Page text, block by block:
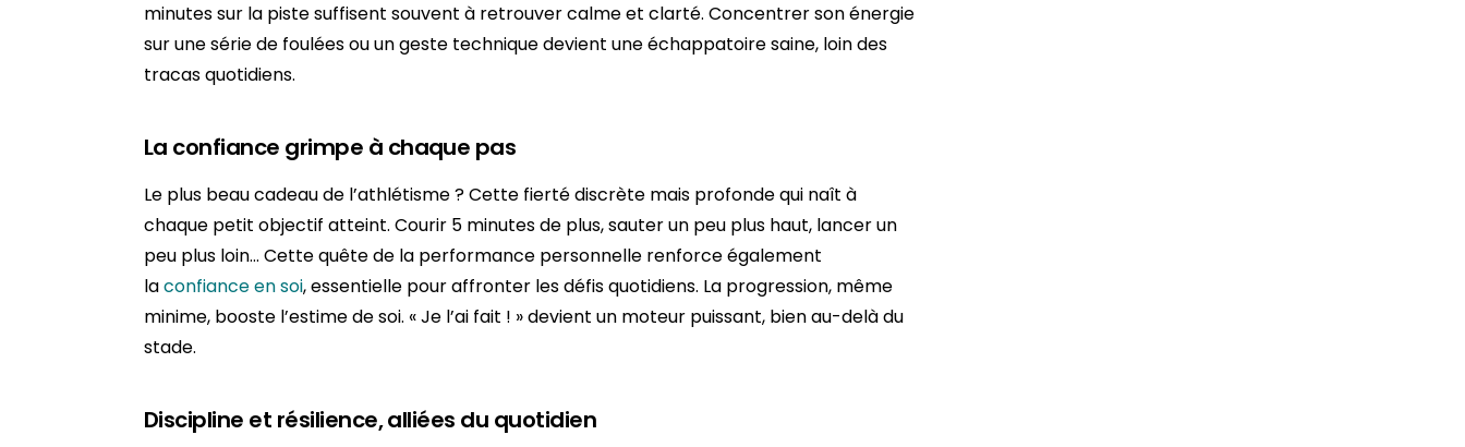
minutes sur la piste suffisent souvent à retrouver calme et clarté. Concentrer son énergie
sur une série de foulées ou un geste technique devient une échappatoire saine, loin des
tracas quotidiens.
La confiance grimpe à chaque pas
Le plus beau cadeau de l’athlétisme ? Cette fierté discrète mais profonde qui naît à
chaque petit objectif atteint. Courir 5 minutes de plus, sauter un peu plus haut, lancer un
peu plus loin… Cette quête de la performance personnelle renforce également
laconfiance en soi, essentielle pour affronter les défis quotidiens. La progression, même
minime, booste l’estime de soi. « Je l’ai fait ! » devient un moteur puissant, bien au-delà du
stade.
Discipline et résilience, alliées du quotidien